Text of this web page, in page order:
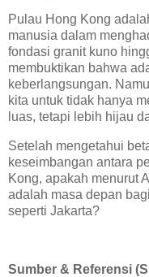
Pulau Hong Kong
manusia dalam
fondasi granit kuno
membuktikan bahwa
keberlangsungan.
kita untuk tidak hanya
luas, tetapi lebih hijau
Setelah mengetahui
keseimbangan antara
Kong, apakah menurut
adalah masa depan
seperti Jakarta?
Sumber & Referensi